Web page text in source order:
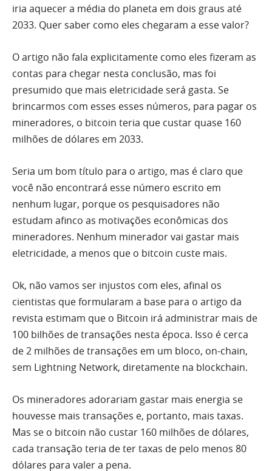
iria aquecer a média do planeta em dois graus até
2033. Quer saber como eles chegaram a esse valor?
O artigo não fala explicitamente como eles fizeram as
contas para chegar nesta conclusão, mas foi
presumido que mais eletricidade será gasta. Se
brincarmos com esses esses números, para pagar os
mineradores, o bitcoin teria que custar quase 160
milhões de dólares em 2033.
Seria um bom título para o artigo, mas é claro que
você não encontrará esse número escrito em
nenhum lugar, porque os pesquisadores não
estudam afinco as motivações econômicas dos
mineradores. Nenhum minerador vai gastar mais
eletricidade, a menos que o bitcoin custe mais.
Ok, não vamos ser injustos com eles, afinal os
cientistas que formularam a base para o artigo da
revista estimam que o Bitcoin irá administrar mais de
100 bilhões de transações nesta época. Isso é cerca
de 2 milhões de transações em um bloco, on-chain,
sem Lightning Network, diretamente na blockchain.
Os mineradores adorariam gastar mais energia se
houvesse mais transações e, portanto, mais taxas.
Mas se o bitcoin não custar 160 milhões de dólares,
cada transação teria de ter taxas de pelo menos 80
dólares para valer a pena.